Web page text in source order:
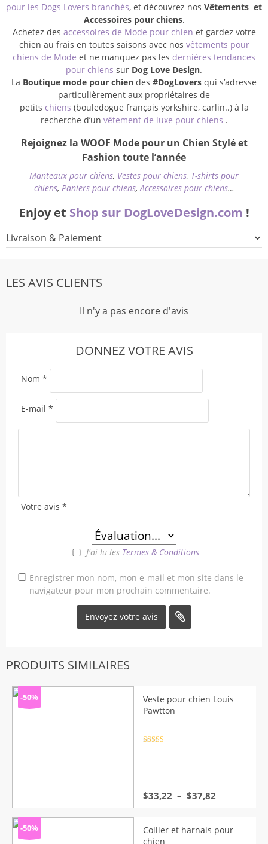
pour les Dogs Lovers branchés, et découvrez nos Vêtements et
Accessoires pour chiens.
Achetez des accessoires de Mode pour chien et gardez votre
chien au frais en toutes saisons avec nos vêtements pour
chiens de Mode et ne manquez pas les dernières tendances
pour chiens sur Dog Love Design.
La Boutique mode pour chien des #DogLovers qui s’adresse
particulièrement aux propriétaires de
petits chiens (bouledogue français yorkshire, carlin..) à la
recherche d’un vêtement de luxe pour chiens .
Rejoignez la WOOF Mode pour un Chien Stylé et
Fashion toute l’année
Manteaux pour chiens, Vestes pour chiens, T-shirts pour
chiens, Paniers pour chiens, Accessoires pour chiens…
Enjoy et Shop sur DogLoveDesign.com !
Livraison & Paiement
LES AVIS CLIENTS
Il n'y a pas encore d'avis
DONNEZ VOTRE AVIS
Votre avis *
J'ai lu les Termes & Conditions
Nom *
E-mail *
Enregistrer mon nom, mon e-mail et mon site dans le
navigateur pour mon prochain commentaire.
PRODUITS SIMILAIRES
-50%
Veste pour chien Louis
Pawtton
$33,22 – $37,82
$33,22
à
-50%
Collier et harnais pour
chien